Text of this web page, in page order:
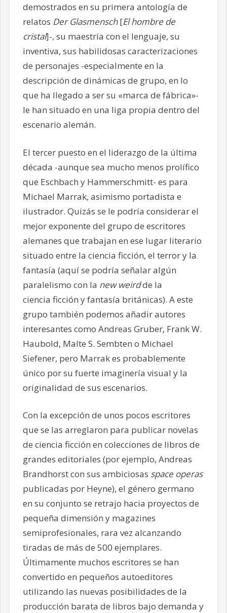
demostrados en su primera antología de
relatos Der Glasmensch[El hombre de
cristal]-, su maestría con el lenguaje, su
inventiva, sus habilidosas caracterizaciones
de personajes -especialmente en la
descripción de dinámicas de grupo, en lo
que ha llegado a ser su «marca de fábrica»-
le han situado en una liga propia dentro del
escenario alemán.
El tercer puesto en el liderazgo de la última
década -aunque sea mucho menos prolífico
que Eschbach y Hammerschmitt- es para
Michael Marrak, asimismo portadista e
ilustrador. Quizás se le podría considerar el
mejor exponente del grupo de escritores
alemanes que trabajan en ese lugar literario
situado entre la ciencia ficción, el terror y la
fantasía (aquí se podría señalar algún
paralelismo con la new weirdde la
ciencia ficción y fantasía británicas). A este
grupo también podemos añadir autores
interesantes como Andreas Gruber, Frank W.
Haubold, Malte S. Sembten o Michael
Siefener, pero Marrak es probablemente
único por su fuerte imaginería visual y la
originalidad de sus escenarios.
Con la excepción de unos pocos escritores
que se las arreglaron para publicar novelas
de ciencia ficción en colecciones de libros de
grandes editoriales (por ejemplo, Andreas
Brandhorst con sus ambiciosas space operas
publicadas por Heyne), el género germano
en su conjunto se retrajo hacia proyectos de
pequeña dimensión y magazines
semiprofesionales, rara vez alcanzando
tiradas de más de 500 ejemplares.
Últimamente muchos escritores se han
convertido en pequeños autoeditores
utilizando las nuevas posibilidades de la
producción barata de libros bajo demanda y